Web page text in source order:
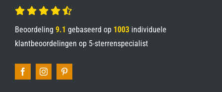
Beoordeling 9.1 gebaseerd op 1003individuele
klantbeoordelingen op 5-sterrenspecialist